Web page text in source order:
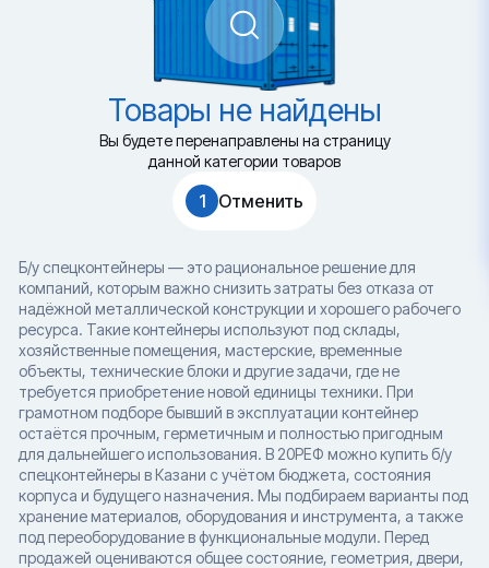
Товары не найдены
Вы будете перенаправлены на страницу
данной категории товаров
1 Отменить
Б/у спецконтейнеры — это рациональное решение для
компаний, которым важно снизить затраты без отказа от
надёжной металлической конструкции и хорошего рабочего
ресурса. Такие контейнеры используют под склады,
хозяйственные помещения, мастерские, временные
объекты, технические блоки и другие задачи, где не
требуется приобретение новой единицы техники. При
грамотном подборе бывший в эксплуатации контейнер
остаётся прочным, герметичным и полностью пригодным
для дальнейшего использования. В 20РЕФ можно купить б/у
спецконтейнеры в Казани с учётом бюджета, состояния
корпуса и будущего назначения. Мы подбираем варианты под
хранение материалов, оборудования и инструмента, а также
под переоборудование в функциональные модули. Перед
продажей оцениваются общее состояние, геометрия, двери,